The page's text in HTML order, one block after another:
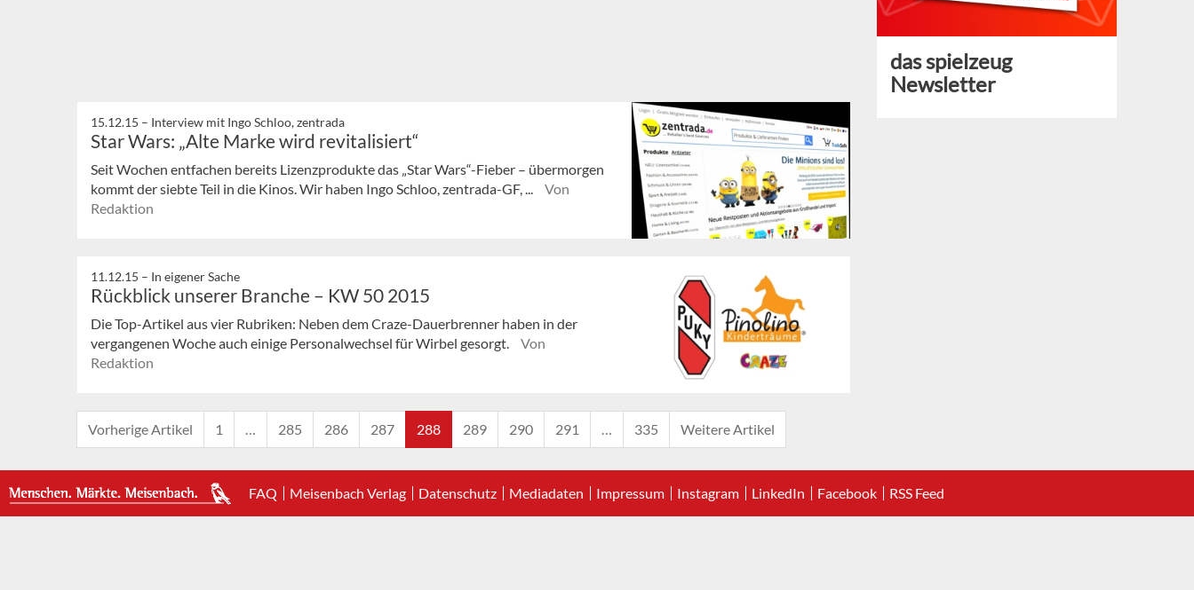
15.12.15 – Interview mit Ingo Schloo, zentrada
Star Wars: „Alte Marke wird revitalisiert“
Seit Wochen entfachen bereits Lizenzprodukte das „Star Wars“-Fieber – übermorgen
kommt der siebte Teil in die Kinos. Wir haben Ingo Schloo, zentrada-GF, ...
Von
Redaktion
11.12.15 – In eigener Sache
Rückblick unserer Branche – KW 50 2015
Die Top-Artikel aus vier Rubriken: Neben dem Craze-Dauerbrenner haben in der
vergangenen Woche auch einige Personalwechsel für Wirbel gesorgt.
Von
Redaktion
Vorherige Artikel 1 285 286 287 288 289 290 291 335 Weitere Artikel
das spielzeug
Newsletter
FAQ Meisenbach Verlag Datenschutz Mediadaten Impressum Instagram LinkedIn Facebook RSS Feed